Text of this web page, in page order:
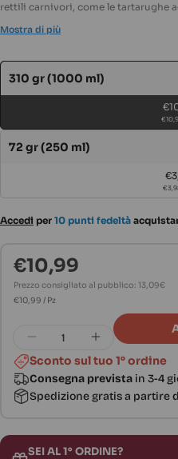
rettili carnivori, come le tartarughe
essenziali per una crescita sana e
Caratteristiche:
- Granuli galleggianti bicolori per
- Contiene organismi acquatici
- Nucleo rosso estruso ricco di
- Ottimale rapporto calcio/fosforo
- Procedimento a bassa
Mostra di più
310 gr (1000 ml)
esaurita
non
72 gr (250 ml)
disponibile
Accedi per 10 punti fedeltà
Prezzo
normale
€10,99
Prezzo consigliato al pubblico: 13,09€
PREZZO
€10,99 / Per
Pz
Diminuisci laAumenta
Sconto sul tuo 1° ordine
Consegna prevista in 3-4
Spedizione gratis a partire
SEI AL 1° ORDINE?